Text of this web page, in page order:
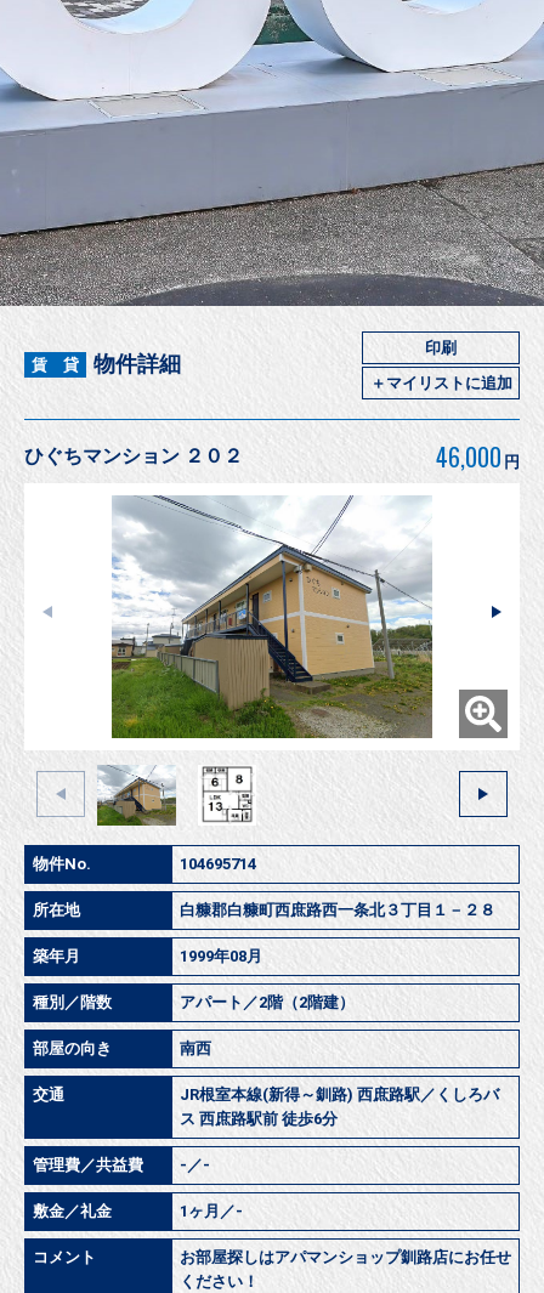
賃 貸 物件詳細
印刷
＋マイリストに追加
ひぐちマンション ２０２ 46,000 円
物件No. 104695714
所在地 白糠郡白糠町西庶路西一条北３丁目１－２８
築年月 1999年08月
種別／階数 アパート／2階（2階建）
部屋の向き 南西
交通
JR根室本線(新得～釧路) 西庶路駅／くしろバ
ス 西庶路駅前 徒歩6分
管理費／共益費 -／-
敷金／礼金 1ヶ月／-
コメント
お部屋探しはアパマンショップ釧路店にお任せ
ください！